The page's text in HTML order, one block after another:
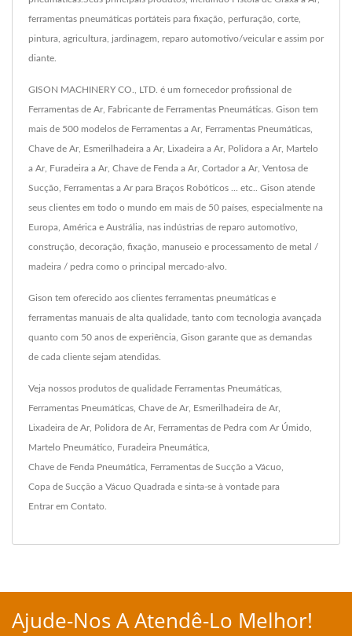
ferramentas pneumáticas portáteis para fixação, perfuração, corte,
pintura, agricultura, jardinagem, reparo automotivo/veicular e assim por
diante.
GISON MACHINERY CO., LTD. é um fornecedor profissional de
Ferramentas de Ar, Fabricante de Ferramentas Pneumáticas. Gison tem
mais de 500 modelos de Ferramentas a Ar, Ferramentas Pneumáticas,
Chave de Ar, Esmerilhadeira a Ar, Lixadeira a Ar, Polidora a Ar, Martelo
a Ar, Furadeira a Ar, Chave de Fenda a Ar, Cortador a Ar, Ventosa de
Sucção, Ferramentas a Ar para Braços Robóticos ... etc.. Gison atende
seus clientes em todo o mundo em mais de 50 países, especialmente na
Europa, América e Austrália, nas indústrias de reparo automotivo,
construção, decoração, fixação, manuseio e processamento de metal /
madeira / pedra como o principal mercado-alvo.
Gison tem oferecido aos clientes ferramentas pneumáticas e
ferramentas manuais de alta qualidade, tanto com tecnologia avançada
quanto com 50 anos de experiência, Gison garante que as demandas
de cada cliente sejam atendidas.
Veja nossos produtos de qualidade Ferramentas Pneumáticas
Ferramentas Pneumáticas Chave de Ar, Esmerilhadeira de Ar,
Lixadeira de Ar, Polidora de Ar, Ferramentas de Pedra com Ar Úmido
Martelo Pneumático Furadeira Pneumática
Chave de Fenda Pneumática Ferramentas de Sucção a Vácuo
Copa de Sucção a Vácuo Quadrada e sinta-se à vontade para
Entrar em Contato
Ajude-Nos A Atendê-Lo Melhor!